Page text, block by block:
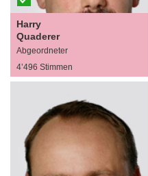
Harry
Quaderer
Abgeordneter
4’496 Stimmen